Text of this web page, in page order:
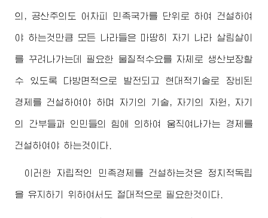
의, 공산주의도 어차피 민족국가를 단위로 하여 건설하여
야 하는것만큼 모든 나라들은 마땅히 자기 나라 살림살이
를 꾸려나가는데 필요한 물질적수요를 자체로 생산보장할
수 있도록 다방면적으로 발전되고 현대적기술로 장비된
경제를 건설하여야 하며 자기의 기술, 자기의 자원, 자기
의 간부들과 인민들의 힘에 의하여 움직여나가는 경제를
건설하여야 하는것이다.
이러한 자립적인 민족경제를 건설하는것은 정치적독립
을 유지하기 위하여서도 절대적으로 필요한것이다.